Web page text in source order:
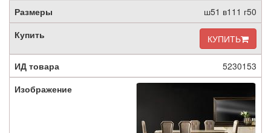
ш51 в111 г50
КУПИТЬ
5230153